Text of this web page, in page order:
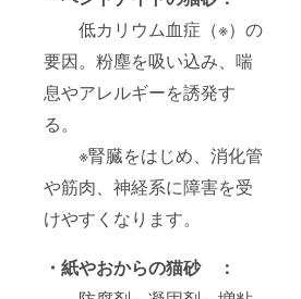
低カリウム血症（※）の
要因。粉塵を吸い込み、喘
息やアレルギーを誘発す
る。
※腎臓をはじめ、消化管
や筋肉、神経系に障害を受
けやすくなります。
・紙やおからの猫砂 ：